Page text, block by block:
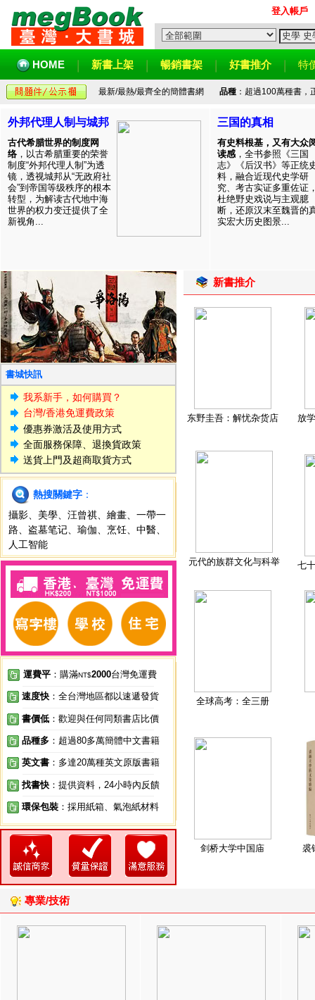
登入帳戶
HOME 新書上架 暢銷書架 好書推介 特
最新/最熱/最齊全的簡體書網 品種：超過100萬種書，
外邦代理人制与城邦
古代希腊世界的制度网
络 ，以古希腊重要的荣誉
制度“外邦代理人制”为透
镜，透视城邦从“无政府社
会”到帝国等级秩序的根本
转型，为解读古代地中海
世界的权力变迁提供了全
新视角...
三国的真相
有史料根基，又有大众
读感 ，全书参照《三国
志》《后汉书》等正统
料，融合近现代史学研
究、考古实证多重佐证
杜绝野史戏说与主观臆
断，还原汉末至魏晋的
实宏大历史图景...
書城快訊
我系新手，如何購買？
台灣/香港免運費政策
優惠券激活及使用方式
全面服務保障、退換貨政策
送貨上門及超商取貨方式
熱搜關鍵字 ：
攝影
美學 汪曾祺 繪畫
一帶一
路
盗墓笔记 瑜伽 烹饪 中醫
人工智能
運費平 ：購滿NT$2000台灣免運費
速度快 ：全台灣地區都以速遞發貨
書價低 ：歡迎與任何同類書店比價
品種多 ：超過80多萬簡體中文書籍
英文書 ：多達20萬種英文原版書籍
找書快 ：提供資料，24小時內反饋
環保包裝 ：採用紙箱、氣泡紙材料
新書推介
东野圭吾：解忧杂货店 放
元代的族群文化与科举 七
全球高考：全三册
剑桥大学中国庙 裘
專業/技術